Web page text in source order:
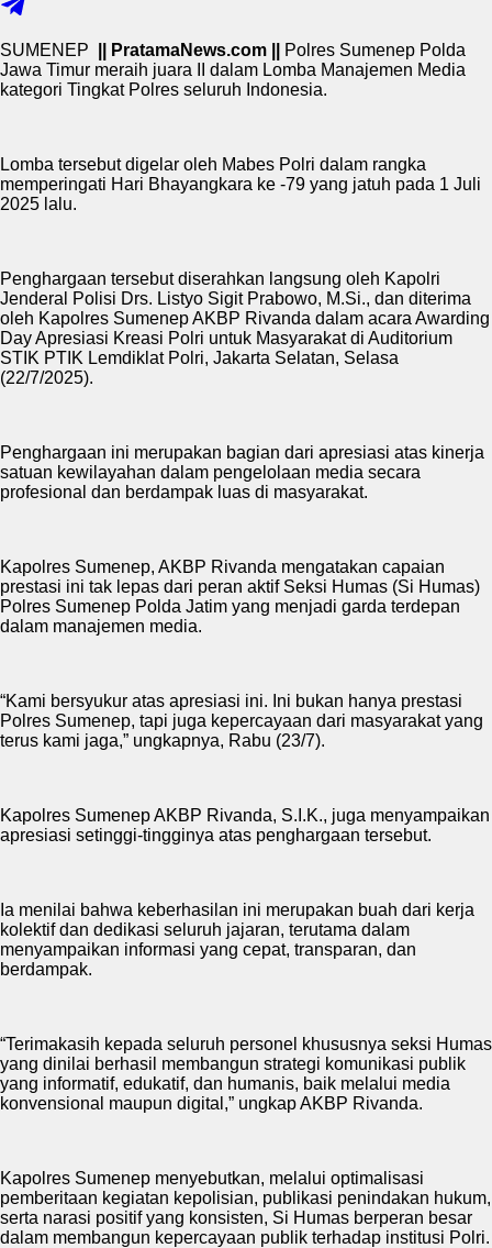
SUMENEP || PratamaNews.com ||
Polres Sumenep Polda
Jawa Timur meraih juara II dalam Lomba Manajemen Media
kategori Tingkat Polres seluruh Indonesia.
Lomba tersebut digelar oleh Mabes Polri dalam rangka
memperingati Hari Bhayangkara ke -79 yang jatuh pada 1 Juli
2025 lalu.
Penghargaan tersebut diserahkan langsung oleh Kapolri
Jenderal Polisi Drs. Listyo Sigit Prabowo, M.Si., dan diterima
oleh Kapolres Sumenep AKBP Rivanda dalam acara Awarding
Day Apresiasi Kreasi Polri untuk Masyarakat di Auditorium
STIK PTIK Lemdiklat Polri, Jakarta Selatan, Selasa
(22/7/2025).
Penghargaan ini merupakan bagian dari apresiasi atas kinerja
satuan kewilayahan dalam pengelolaan media secara
profesional dan berdampak luas di masyarakat.
Kapolres Sumenep, AKBP Rivanda mengatakan capaian
prestasi ini tak lepas dari peran aktif Seksi Humas (Si Humas)
Polres Sumenep Polda Jatim yang menjadi garda terdepan
dalam manajemen media.
“Kami bersyukur atas apresiasi ini. Ini bukan hanya prestasi
Polres Sumenep, tapi juga kepercayaan dari masyarakat yang
terus kami jaga,” ungkapnya, Rabu (23/7).
Kapolres Sumenep AKBP Rivanda, S.I.K., juga menyampaikan
apresiasi setinggi-tingginya atas penghargaan tersebut.
Ia menilai bahwa keberhasilan ini merupakan buah dari kerja
kolektif dan dedikasi seluruh jajaran, terutama dalam
menyampaikan informasi yang cepat, transparan, dan
berdampak.
“Terimakasih kepada seluruh personel khususnya seksi Humas
yang dinilai berhasil membangun strategi komunikasi publik
yang informatif, edukatif, dan humanis, baik melalui media
konvensional maupun digital,” ungkap AKBP Rivanda.
Kapolres Sumenep menyebutkan, melalui optimalisasi
pemberitaan kegiatan kepolisian, publikasi penindakan hukum,
serta narasi positif yang konsisten, Si Humas berperan besar
dalam membangun kepercayaan publik terhadap institusi Polri.